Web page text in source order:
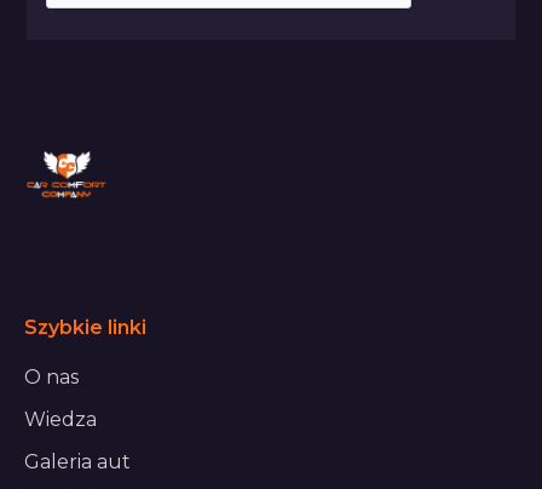
Szybkie linki
O nas
Wiedza
Galeria aut